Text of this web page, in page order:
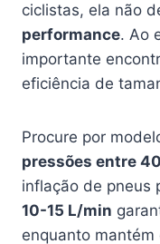
ciclistas, ela não
performance. Ao
importante
eficiência de
Procure por
pressões entre
inflação de pneus
10-15 L/min
enquanto